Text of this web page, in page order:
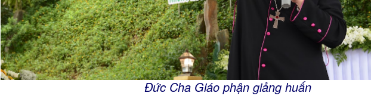
Đức Cha Giáo phận giảng huấn